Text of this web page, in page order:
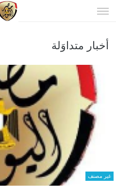
الى
أخبار متداوَلة
غير مصنف